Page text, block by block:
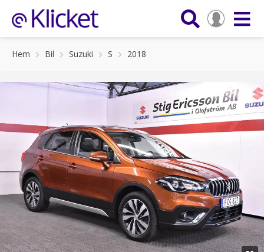
Hem Bil Suzuki S 2018